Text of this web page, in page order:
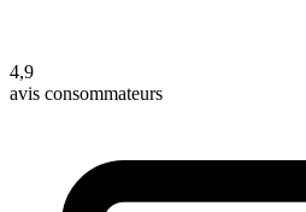
4,9
avis consommateurs